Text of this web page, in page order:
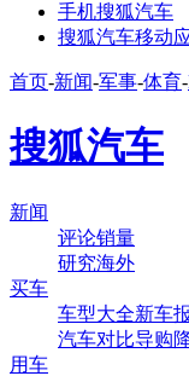
手机搜狐汽车
搜狐汽车移动
首页-新闻-军事-体育-
搜狐汽车
新闻
评论销量
研究海外
买车
车型大全新车
汽车对比导购
用车